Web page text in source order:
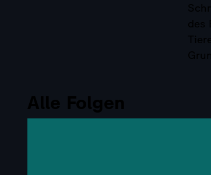
des
Alle Folgen